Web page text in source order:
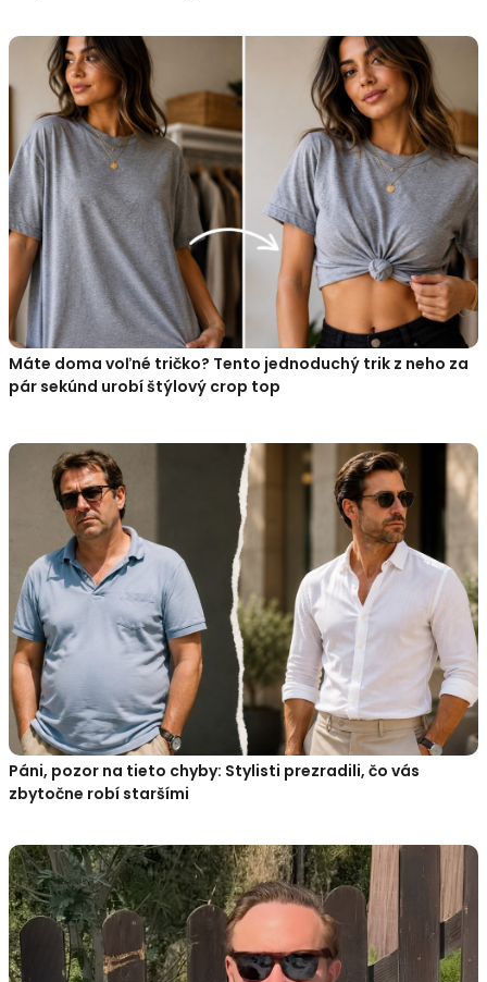
Máte doma voľné tričko? Tento jednoduchý trik z neho za
pár sekúnd urobí štýlový crop top
Páni, pozor na tieto chyby: Stylisti prezradili, čo vás
zbytočne robí staršími